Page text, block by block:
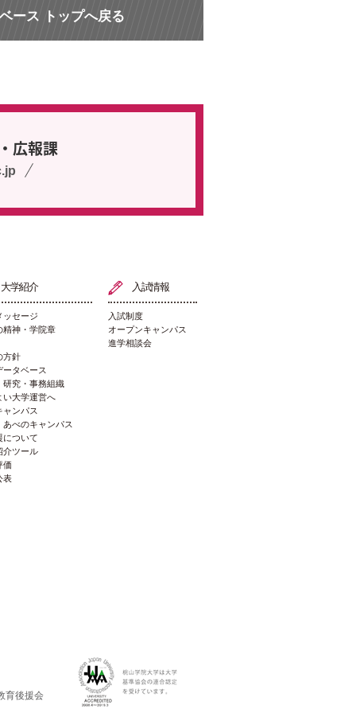
ース トップへ戻る
広報課
大学紹介
ッセージ
精神・学院章
方針
ータベース
研究・事務組織
い大学運営へ
ャンパス
あべのキャンパス
について
介ツール
価
表
入試情報
入試制度
オープンキャンパス
進学相談会
育後援会